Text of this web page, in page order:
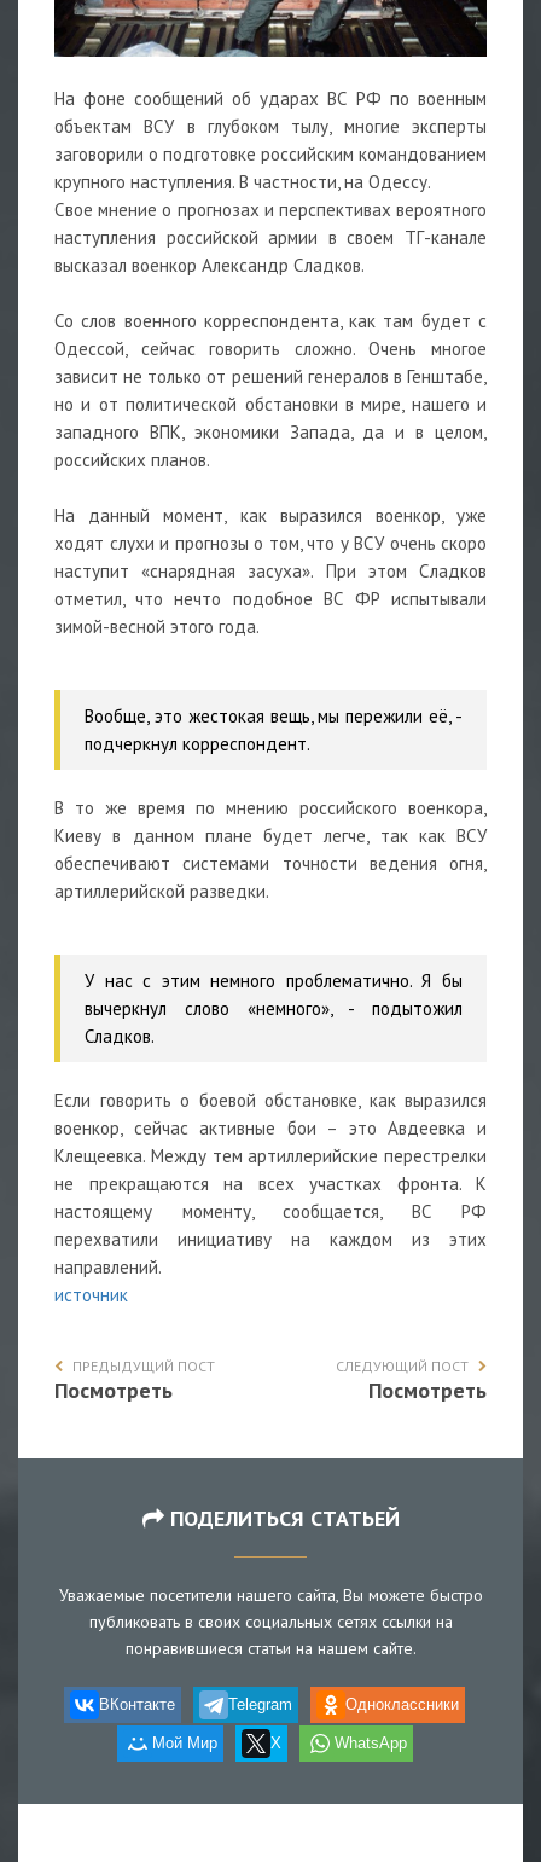
На фоне сообщений об ударах ВС РФ по военным
объектам ВСУ в глубоком тылу, многие эксперты
заговорили о подготовке российским командованием
крупного наступления. В частности, на Одессу.
Свое мнение о прогнозах и перспективах вероятного
наступления российской армии в своем ТГ-канале
высказал военкор Александр Сладков.
Со слов военного корреспондента, как там будет с
Одессой, сейчас говорить сложно. Очень многое
зависит не только от решений генералов в Генштабе,
но и от политической обстановки в мире, нашего и
западного ВПК, экономики Запада, да и в целом,
российских планов.
На данный момент, как выразился военкор, уже
ходят слухи и прогнозы о том, что у ВСУ очень скоро
наступит «снарядная засуха». При этом Сладков
отметил, что нечто подобное ВС ФР испытывали
зимой-весной этого года.
Вообще, это жестокая вещь, мы пережили её, -
подчеркнул корреспондент.
В то же время по мнению российского военкора,
Киеву в данном плане будет легче, так как ВСУ
обеспечивают системами точности ведения огня,
артиллерийской разведки.
У нас с этим немного проблематично. Я бы
вычеркнул слово «немного», - подытожил
Сладков.
Если говорить о боевой обстановке, как выразился
военкор, сейчас активные бои – это Авдеевка и
Клещеевка. Между тем артиллерийские перестрелки
не прекращаются на всех участках фронта. К
настоящему моменту, сообщается, ВС РФ
перехватили инициативу на каждом из этих
направлений.
источник
ПРЕДЫДУЩИЙ ПОСТ
Посмотреть
СЛЕДУЮЩИЙ ПОСТ
Посмотреть
ПОДЕЛИТЬСЯ СТАТЬЕЙ
Уважаемые посетители нашего сайта, Вы можете быстро
публиковать в своих социальных сетях ссылки на
понравившиеся статьи на нашем сайте.
ВКонтакте Telegram Одноклассники
Мой Мир X WhatsApp